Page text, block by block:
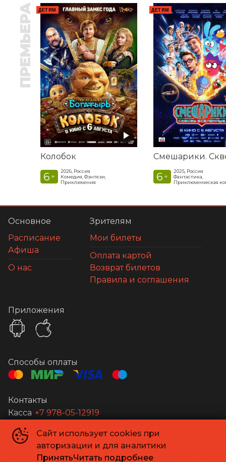
ПРЕМЬЕРА ДЕТЯМ
Колобок
6 +
2026, Россия
Комедия, Фэнтези,
Приключения
ДЕТЯМ
6 +
2025, Россия
Фантастика,
Приключенческая
Сайт использует cookies при
авторизации и для аналитики
ПринятьЧитать подробнее
Основное
Расписание
Афиша
О нас
Зрителям
Мои билеты
Оплата картой
Возврат билетов
Правила и соглашения
Приложения
Способы оплаты
Контакты
Касса +7 978-05-12919
Апельсин© 2026
Powered byp24.app